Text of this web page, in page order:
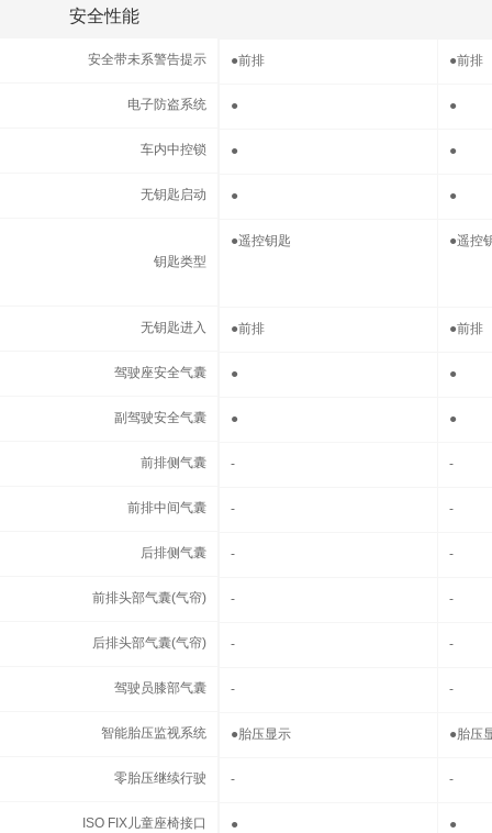
安全性能
安全带未系警告提示 ●前排 ●前排
电子防盗系统 ● ●
车内中控锁 ● ●
无钥匙启动 ● ●
●遥控钥匙 ●遥控
无钥匙进入 ●前排 ●前排
驾驶座安全气囊 ● ●
副驾驶安全气囊 ● ●
前排侧气囊 - -
前排中间气囊 - -
后排侧气囊 - -
前排头部气囊(气帘) - -
后排头部气囊(气帘) - -
驾驶员膝部气囊 - -
智能胎压监视系统 ●胎压显示 ●胎压
零胎压继续行驶 - -
ISO FIX儿童座椅接口 ● ●
安全性能
安全带未系警告提示
电子防盗系统
车内中控锁
无钥匙启动
钥匙类型
无钥匙进入
驾驶座安全气囊
副驾驶安全气囊
前排侧气囊
前排中间气囊
后排侧气囊
前排头部气囊(气帘)
后排头部气囊(气帘)
驾驶员膝部气囊
智能胎压监视系统
零胎压继续行驶
ISO FIX儿童座椅接口